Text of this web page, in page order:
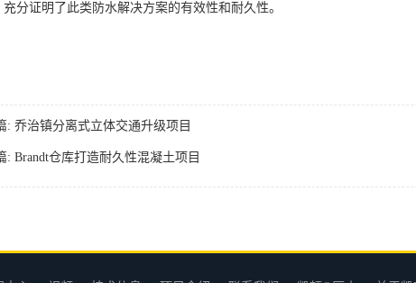
充分证明了此类防水解决方案的有效性和耐久性。
: 乔治镇分离式立体交通升级项目
: Brandt仓库打造耐久性混凝土项目